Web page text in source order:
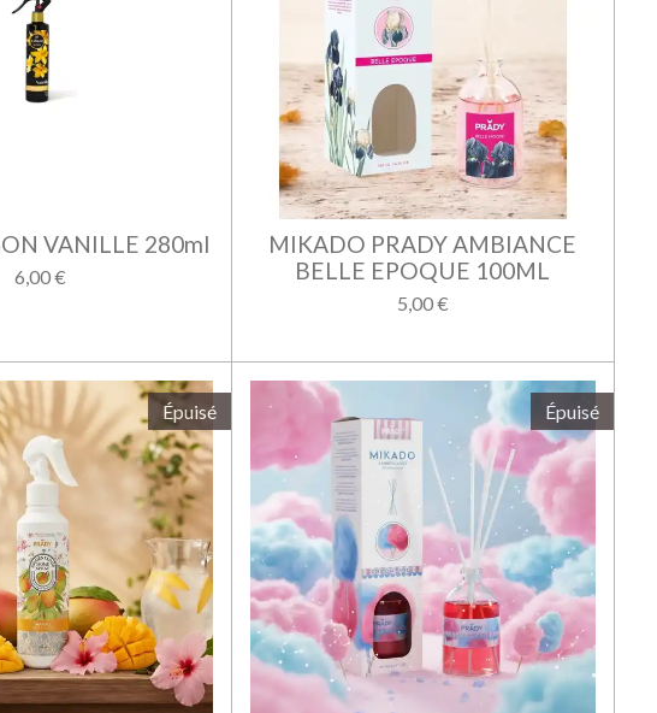
VANILLE 280ml
6,00 €
MIKADO PRADY AMBIANCE
BELLE EPOQUE 100ML
5,00 €
Épuisé Épuisé